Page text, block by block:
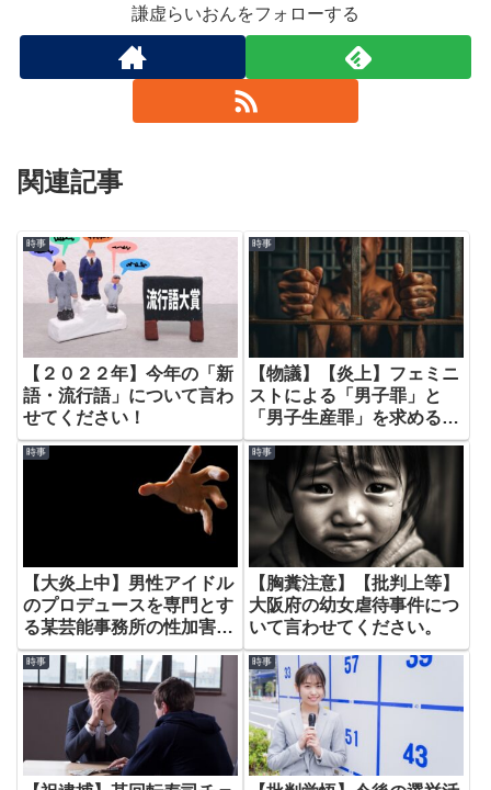
謙虚らいおんをフォローする
関連記事
時事
【２０２２年】今年の「新
語・流行語」について言わ
せてください！
時事
【物議】【炎上】フェミニ
ストによる「男子罪」と
「男子生産罪」を求める声
について。
時事
【大炎上中】男性アイドル
のプロデュースを専門とす
る某芸能事務所の性加害問
題について。
時事
【胸糞注意】【批判上等】
大阪府の幼女虐待事件につ
いて言わせてください。
時事 時事